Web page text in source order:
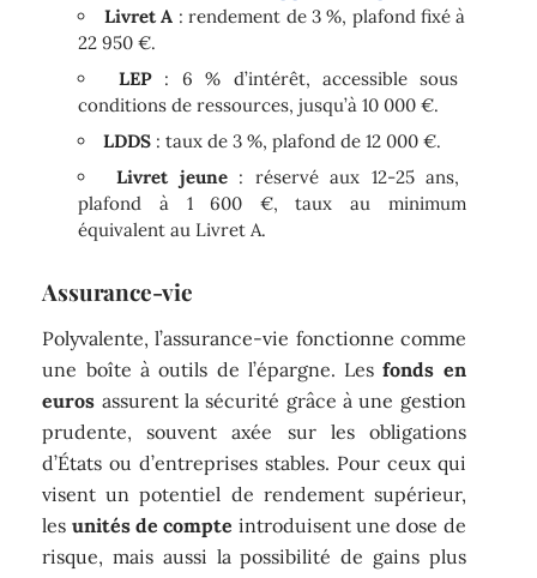
Livret A : rendement de 3 %, plafond fixé à
22 950 €.
LEP : 6 % d’intérêt, accessible sous
conditions de ressources, jusqu’à 10 000 €.
LDDS : taux de 3 %, plafond de 12 000 €.
Livret jeune: réservé aux 12-25 ans,
plafond à 1 600 €, taux au minimum
équivalent au Livret A.
Assurance-vie
Polyvalente, l’assurance-vie fonctionne comme
une boîte à outils de l’épargne. Lesfonds en
euros assurent la sécurité grâce à une gestion
prudente, souvent axée sur les obligations
d’États ou d’entreprises stables. Pour ceux qui
visent un potentiel de rendement supérieur,
les unités de compte introduisent une dose de
risque, mais aussi la possibilité de gains plus